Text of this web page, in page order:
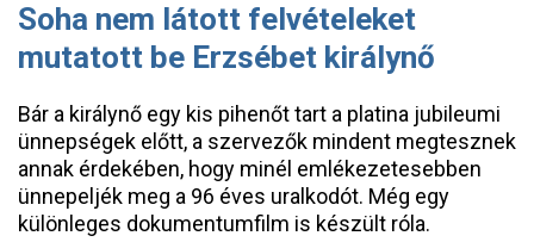
Soha nem látott felvételeket
mutatott be Erzsébet királynő
Bár a királynő egy kis pihenőt tart a platina jubileumi
ünnepségek előtt, a szervezők mindent megtesznek
annak érdekében, hogy minél emlékezetesebben
ünnepeljék meg a 96 éves uralkodót. Még egy
különleges dokumentumfilm is készült róla.